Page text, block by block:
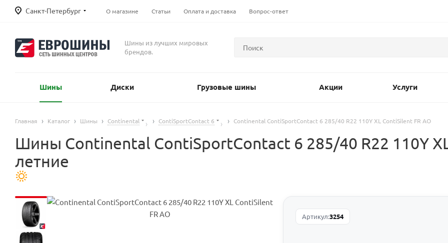
Санкт-Петербург О магазине Статьи Оплата и доставка Вопрос-ответ
Шины из лучших мировых
брендов.
Шины Диски Грузовые шины Акции Услуги
Главная Каталог Шины Continental ContiSportContact 6 Continental ContiSportContact 6 285/40 R22 110Y XL ContiSilent FR AO
Шины Continental ContiSportContact 6 285/40 R22 110Y
летние
Артикул:3254